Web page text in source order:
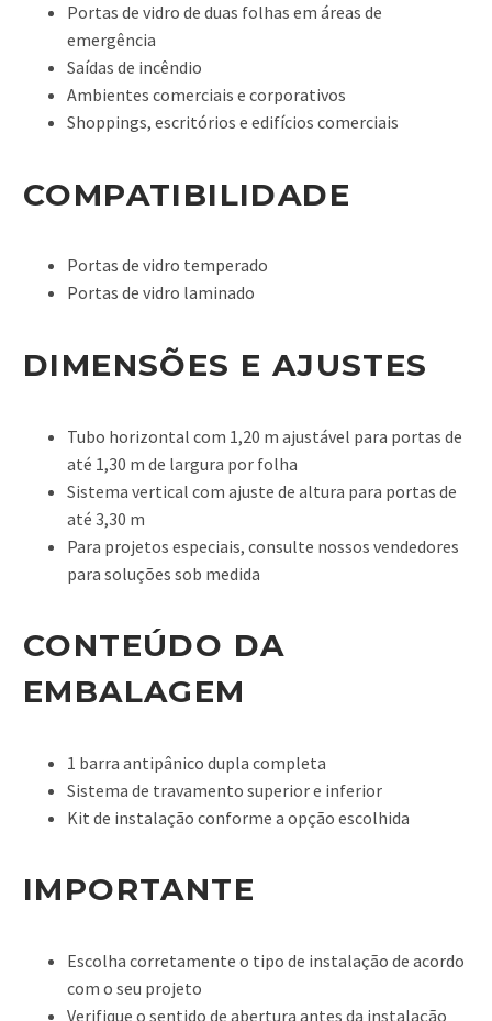
Portas de vidro de duas folhas em áreas de
emergência
Saídas de incêndio
Ambientes comerciais e corporativos
Shoppings, escritórios e edifícios comerciais
COMPATIBILIDADE
Portas de vidro temperado
Portas de vidro laminado
DIMENSÕES E AJUSTES
Tubo horizontal com 1,20 m ajustável para portas de
até 1,30 m de largura por folha
Sistema vertical com ajuste de altura para portas de
até 3,30 m
Para projetos especiais, consulte nossos vendedores
para soluções sob medida
CONTEÚDO DA
EMBALAGEM
1 barra antipânico dupla completa
Sistema de travamento superior e inferior
Kit de instalação conforme a opção escolhida
IMPORTANTE
Escolha corretamente o tipo de instalação de acordo
com o seu projeto
Verifique o sentido de abertura antes da instalação